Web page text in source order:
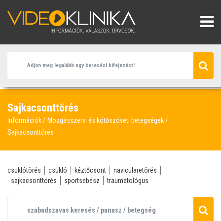
Sajkacsonttörés
Információk
Mozgásszervi és kötőszöveti betegségek
Sajkacsonttörés
csuklótörés csukló kéztőcsont
navicularetörés
sajkacsonttörés
sportsebész traumatológus